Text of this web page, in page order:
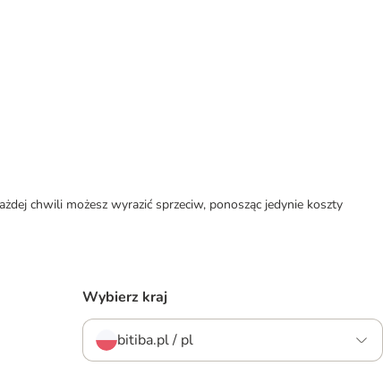
chwili możesz wyrazić sprzeciw, ponosząc jedynie koszty
Wybierz kraj
bitiba.pl / pl